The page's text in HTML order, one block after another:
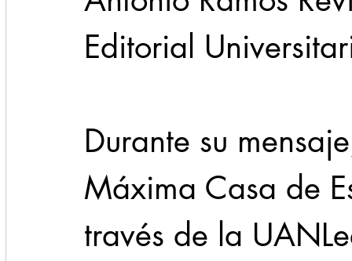
Editorial
Durante su
Máxima Casa de
través de la